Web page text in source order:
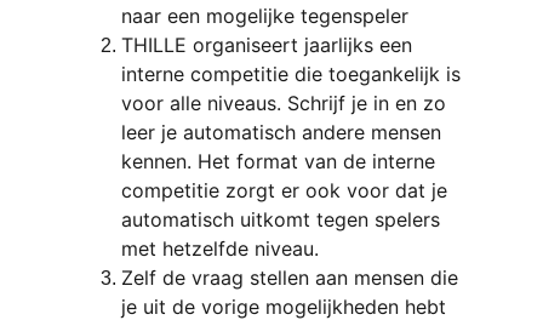
naar een mogelijke tegenspeler
THILLE organiseert jaarlijks een
interne competitie die toegankelijk is
voor alle niveaus. Schrijf je in en zo
leer je automatisch andere mensen
kennen. Het format van de interne
competitie zorgt er ook voor dat je
automatisch uitkomt tegen spelers
met hetzelfde niveau.
Zelf de vraag stellen aan mensen die
je uit de vorige mogelijkheden hebt